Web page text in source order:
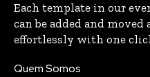
Each template in our
can be added and
effortlessly with one
Quem Somos